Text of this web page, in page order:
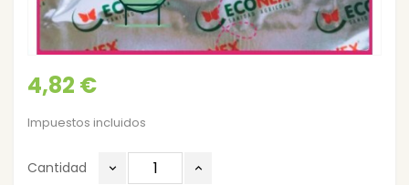
4,82 €
Impuestos incluidos
Cantidad